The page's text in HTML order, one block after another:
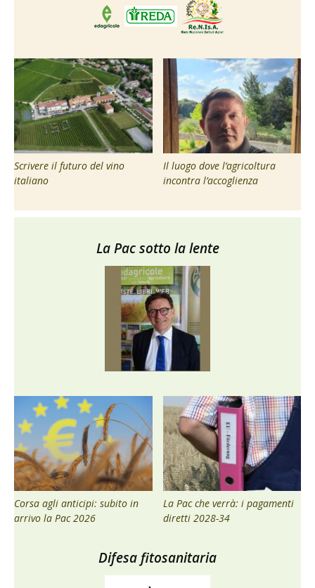
Scrivere il futuro del vino
italiano
Il luogo dove l’agricoltura
incontra l’accoglienza
La Pac sotto la lente
Corsa agli anticipi: subito in
arrivo la Pac 2026
La Pac che verrà: i pagamenti
diretti 2028-34
Difesa fitosanitaria